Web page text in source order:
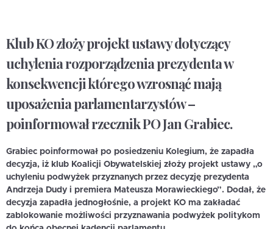
Klub KO złoży projekt ustawy dotyczący
uchylenia rozporządzenia prezydenta w
konsekwencji którego wzrosnąć mają
uposażenia parlamentarzystów –
poinformował rzecznik PO Jan Grabiec.
Grabiec poinformował po posiedzeniu Kolegium, że zapadła
decyzja, iż klub Koalicji Obywatelskiej złoży projekt ustawy „o
uchyleniu podwyżek przyznanych przez decyzję prezydenta
Andrzeja Dudy i premiera Mateusza Morawieckiego”. Dodał, że
decyzja zapadła jednogłośnie, a projekt KO ma zakładać
zablokowanie możliwości przyznawania podwyżek politykom